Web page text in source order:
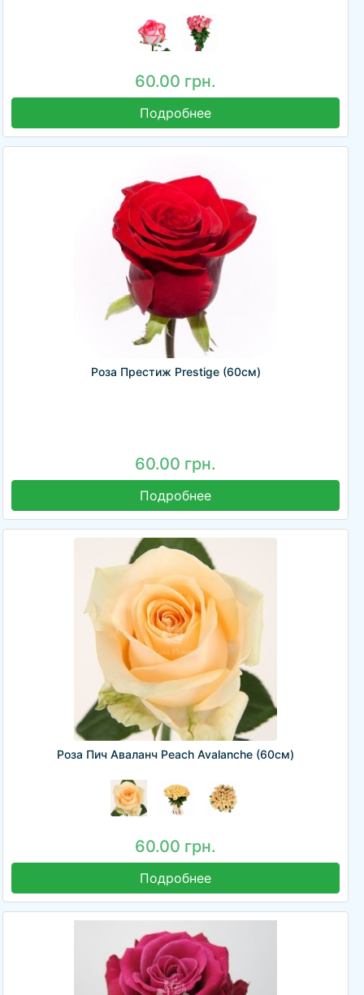
60.00 грн.
Подробнее
Роза Престиж Prestige (60см)
60.00 грн.
Подробнее
Роза Пич Аваланч Peach Avalanche (60см)
60.00 грн.
Подробнее